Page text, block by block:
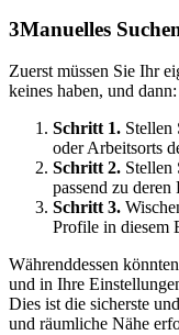
3Manuelles
Zuerst müssen Sie Ihr
keines haben, und dann:
Schritt 1. Stellen
oder Arbeitsorts
Schritt 2. Stellen
passend zu deren
Schritt 3.
Profile in diesem
Währenddessen
und in Ihre
Dies ist die sicherste
und räumliche Nähe